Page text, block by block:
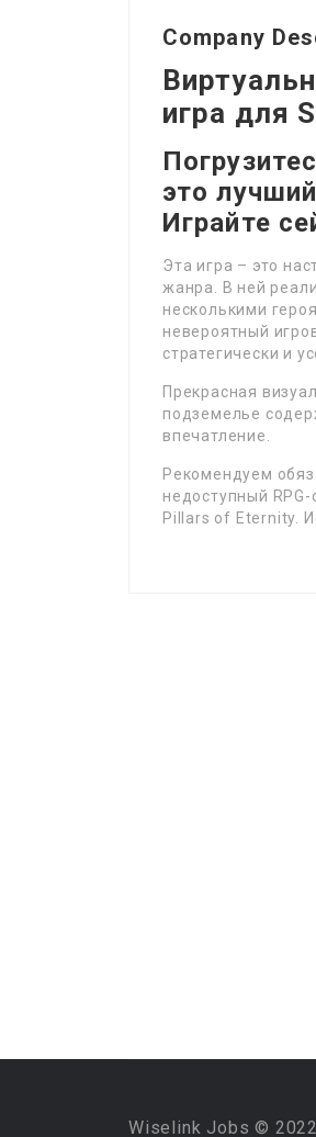
Company
игра для
это
Играйте
Эта игра – это
жанра. В ней
несколькими
невероятный
стратегически и
Прекрасная
подземелье
впечатление.
Рекомендуем
недоступный
Pillars of Eternity.
Wiselink Jobs ©